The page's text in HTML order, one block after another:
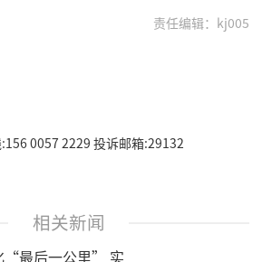
责任编辑：kj005
0057 2229 投诉邮箱:29132
相关新闻
“最后一公里” 实